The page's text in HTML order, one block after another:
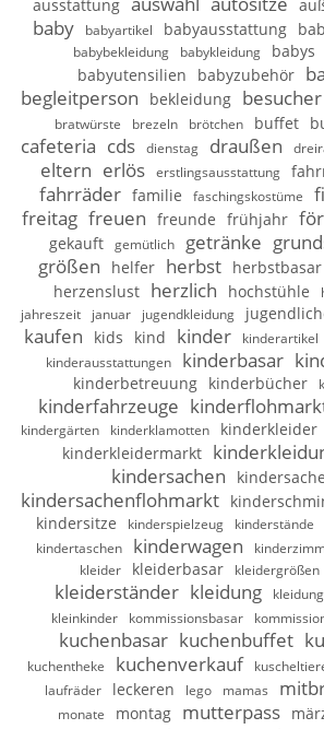
ausstattung
baby babyartikel babyausstattung
babybekleidung
babykleidung babys
babyutensilien
babyzubehör
begleitperson bekleidung besucher
bratwürste brezeln brötchen buffet
cafeteria cds dienstag draußen
eltern erlös erstlingsausstattung
fahrräder familie faschingskostüme
freitag freuen freunde frühjahr
gekauft
gemütlich getränke
größen
helfer herbst herbstbasar
herzenslust herzlich hochstühle
jahreszeit januar jugendkleidung
kaufen kids kind kinder kinderartikel
kinderausstattungen kinderbasar
kinderbetreuung kinderbücher
kinderfahrzeuge
kindergärten kinderklamotten kinderkleider
kinderkleidermarkt
kindersachen
kindersachenflohmarkt
kindersitze
kinderspielzeug kinderstände
kindertaschen kinderwagen
kleider
kleiderbasar kleidergrößen
kleiderständer kleidung
kleinkinder
kommissionsbasar
kuchenbasar kuchenbuffet
kuchentheke kuchenverkauf
laufräder
leckeren lego mamas
monate
montag mutterpass